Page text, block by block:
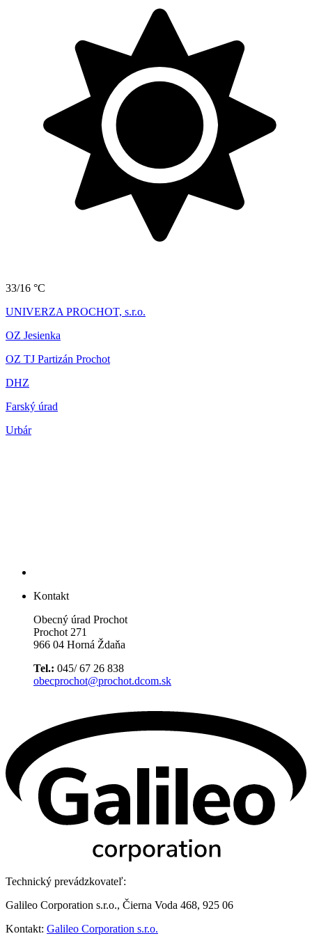
33/16 °C
UNIVERZA PROCHOT, s.r.o.
OZ Jesienka
OZ TJ Partizán Prochot
DHZ
Farský úrad
Urbár
Kontakt
Obecný úrad Prochot
Prochot 271
966 04 Horná Ždaňa
Tel.: 045/ 67 26 838
obecprochot@prochot.dcom.sk
Technický prevádzkovateľ:
Galileo Corporation s.r.o., Čierna Voda 468, 925 06
Kontakt: Galileo Corporation s.r.o.